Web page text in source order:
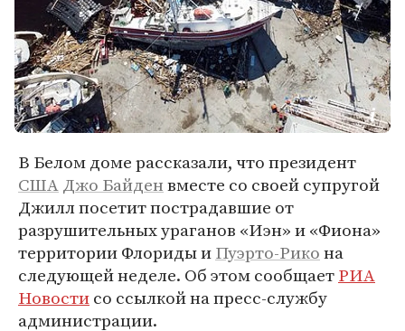
В Белом доме рассказали, что президент
СШАДжо Байденвместе со своей супругой
Джилл посетит пострадавшие от
разрушительных ураганов «Иэн» и «Фиона»
территории Флориды иПуэрто-Рикона
следующей неделе. Об этом сообщаетРИА
Новостисо ссылкой на пресс-службу
администрации.